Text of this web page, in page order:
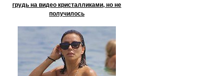
грудь на видео кристалликами, но не
получилось